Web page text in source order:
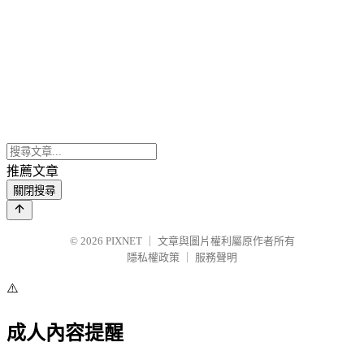
推薦文章
關閉搜尋
© 2026 PIXNET
文章與圖片權利屬原作者所有
隱私權政策
服務聲明
⚠️
成人內容提醒